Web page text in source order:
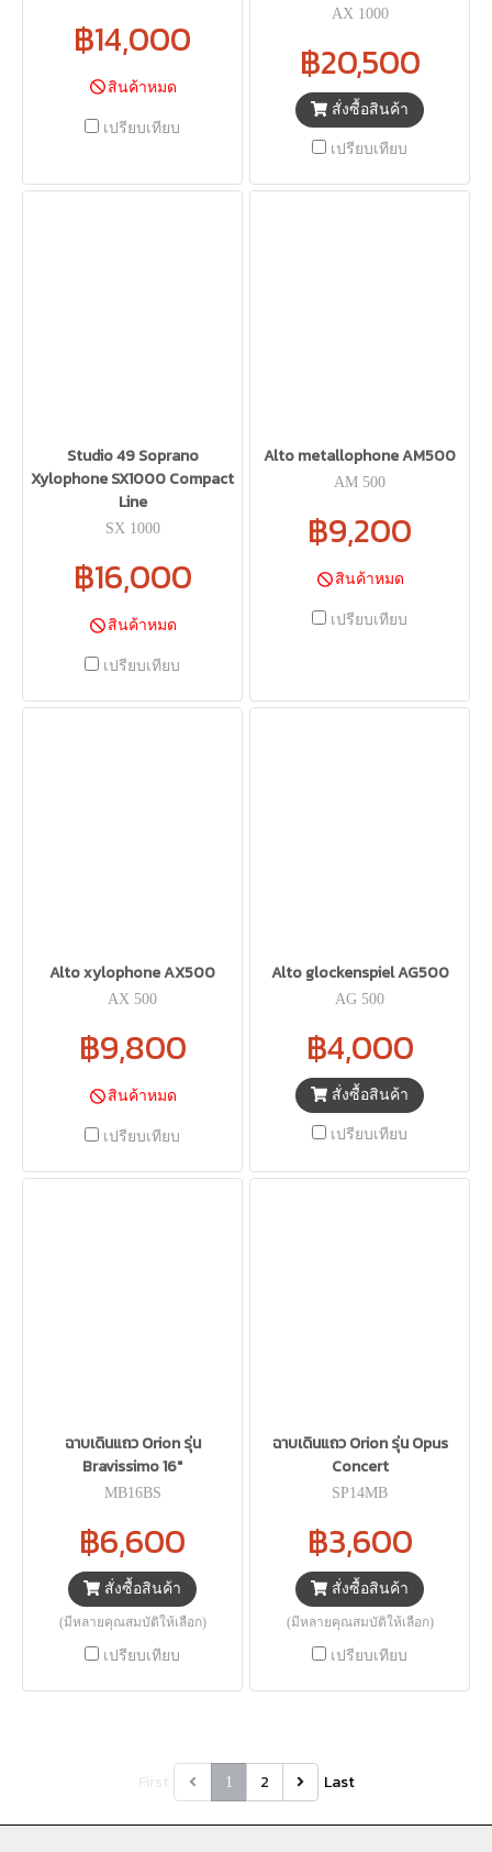
฿14,000
สินค้าหมด
เปรียบเทียบ
AX 1000
฿20,500
สั่งซื้อสินค้า
เปรียบเทียบ
Studio 49 Soprano
Xylophone SX1000 Compact
Line
SX 1000
฿16,000
สินค้าหมด
เปรียบเทียบ
Alto metallophone AM500
AM 500
฿9,200
สินค้าหมด
เปรียบเทียบ
Alto xylophone AX500
AX 500
฿9,800
สินค้าหมด
เปรียบเทียบ
Alto glockenspiel AG500
AG 500
฿4,000
สั่งซื้อสินค้า
เปรียบเทียบ
ฉาบเดินแถว Orion รุ่น
Bravissimo 16"
MB16BS
฿6,600
สั่งซื้อสินค้า
(มีหลายคุณสมบัติให้เลือก)
เปรียบเทียบ
ฉาบเดินแถว Orion รุ่น Opus
Concert
SP14MB
฿3,600
สั่งซื้อสินค้า
(มีหลายคุณสมบัติให้เลือก)
เปรียบเทียบ
1 2 Last